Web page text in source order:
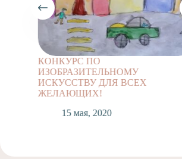
КОНКУРС ПО
ИЗОБРАЗИТЕЛЬНОМУ
ИСКУССТВУ ДЛЯ ВСЕХ
ЖЕЛАЮЩИХ!
15 мая, 2020